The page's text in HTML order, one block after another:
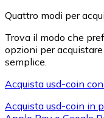
XRP
Quattro modi per
Trova il modo che
opzioni per
semplice.
Acquista usd-coin
Acquista usd-coin in